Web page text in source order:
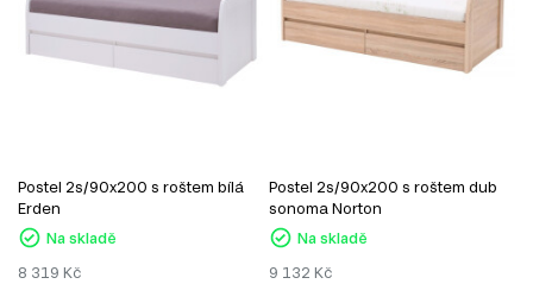
Postel 2s/90x200 s roštem bílá
Erden
Na skladě
8 319 Kč
Postel 2s/90x200 s roštem dub
sonoma Norton
Na skladě
9 132 Kč